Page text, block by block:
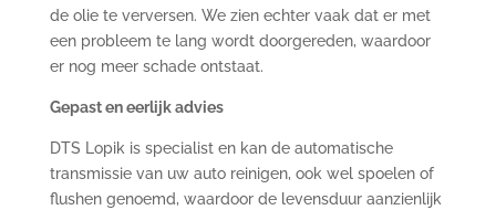
de olie te verversen. We zien echter vaak dat er met
een probleem te lang wordt doorgereden, waardoor
er nog meer schade ontstaat.
Gepast en eerlijk advies
DTS Lopik is specialist en kan de automatische
transmissie van uw auto reinigen, ook wel spoelen of
flushen genoemd, waardoor de levensduur aanzienlijk